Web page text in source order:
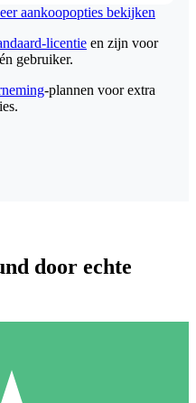
aankoopopties bekijken
licentie en zijn voor
gebruiker.
-plannen voor extra
door echte